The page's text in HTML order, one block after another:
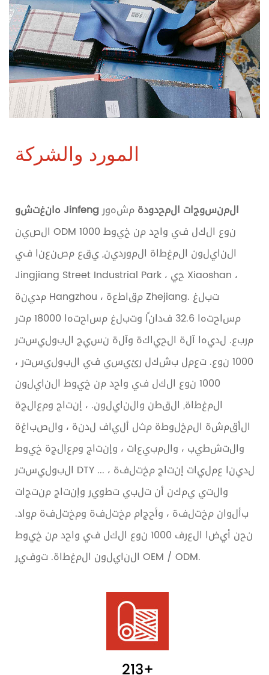
المورد والشركة
هانغتشو Jinfeng المنسوجات المحدودة مشهور
الصين ODM 1000 نوع الكل في واحد من خيوط
النايلون المغطاة الموردين, يقع مصنعنا في
Jingjiang Street Industrial Park ، حي Xiaoshan ،
مدينة Hangzhou ، مقاطعة Zhejiang. تبلغ
مساحتها 32.6 فدانًا وتبلغ مساحتها 18000 متر
مربع. لديها آلة الحياكة وآلة نسيج البوليستر
1000 نوع. تعمل بشكل رئيسي في البوليستر ،
1000 نوع الكل في واحد من خيوط النايلون
المغطاة, القطن والنايلون. ، إنتاج ومعالجة
الأقمشة المخلوطة مثل ألياف لدنة ، والصباغة
والتشطيب ، والمبيعات ، وإنتاج ومعالجة خيوط
البوليستر DTY ... لدينا عمليات إنتاج مختلفة ،
والتي يمكن أن تلبي تطوير وإنتاج منتجات
بألوان مختلفة ، وأحجام مختلفة ومختلفة مواد.
نحن أيضا العرف 1000 نوع الكل في واحد من خيوط
النايلون المغطاة. توفير OEM / ODM.
213+